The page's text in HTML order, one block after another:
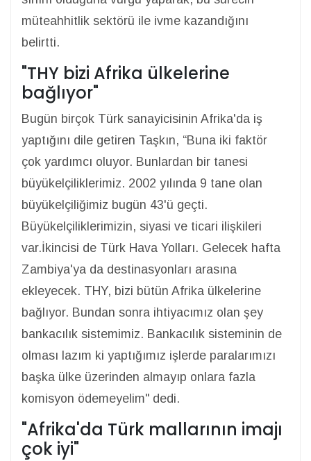
müteahhitlik sektörü ile ivme kazandığını
belirtti.
"THY bizi Afrika ülkelerine
bağlıyor"
Bugün birçok Türk sanayicisinin Afrika'da iş
yaptığını dile getiren Taşkın, “Buna iki faktör
çok yardımcı oluyor. Bunlardan bir tanesi
büyükelçiliklerimiz. 2002 yılında 9 tane olan
büyükelçiliğimiz bugün 43'ü geçti.
Büyükelçiliklerimizin, siyasi ve ticari ilişkileri
var.İkincisi de Türk Hava Yolları. Gelecek hafta
Zambiya'ya da destinasyonları arasına
ekleyecek. THY, bizi bütün Afrika ülkelerine
bağlıyor. Bundan sonra ihtiyacımız olan şey
bankacılık sistemimiz. Bankacılık sisteminin de
olması lazım ki yaptığımız işlerde paralarımızı
başka ülke üzerinden almayıp onlara fazla
komisyon ödemeyelim" dedi.
"Afrika'da Türk mallarının imajı
çok iyi"